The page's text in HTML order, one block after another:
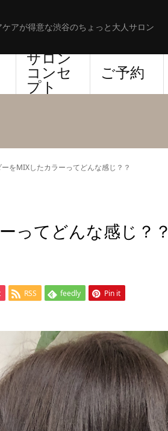
アが得意な渋谷のちょっと大人サロン
サロン
コンセ
プト
ご予約
をMIXしたカラーってどんな感じ？？
ってどんな感じ？？
RSS feedly Pin it